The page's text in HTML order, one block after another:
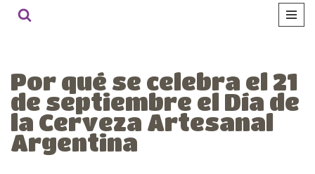
contenido
Por qué se celebra el 21
de septiembre el Día de
la Cerveza Artesanal
Argentina